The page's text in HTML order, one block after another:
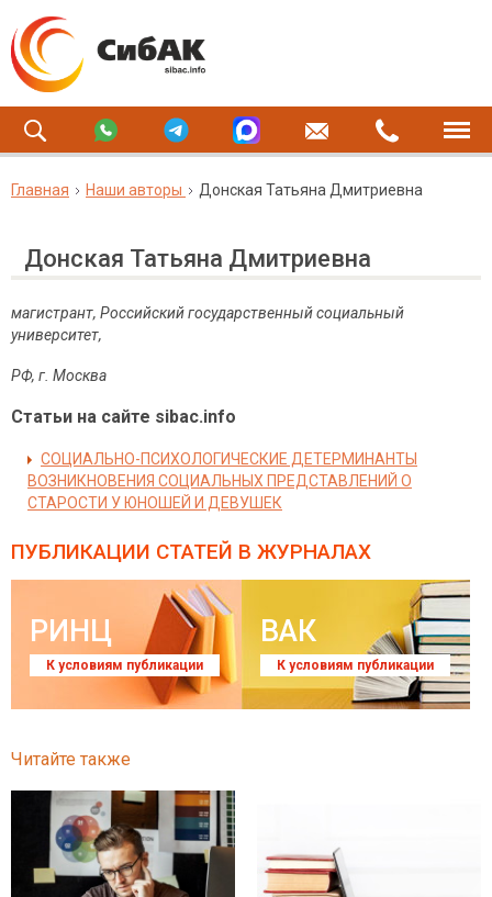
Главная Наши авторы Донская Татьяна Дмитриевна
Донская Татьяна Дмитриевна
магистрант, Российский государственный социальный
университет,
РФ, г Москва
Статьи на сайте sibac.info
СОЦИАЛЬНО-ПСИХОЛОГИЧЕСКИЕ ДЕТЕРМИНАНТЫ
ВОЗНИКНОВЕНИЯ СОЦИАЛЬНЫХ ПРЕДСТАВЛЕНИЙ О
СТАРОСТИ У ЮНОШЕЙ И ДЕВУШЕК
ПУБЛИКАЦИИ СТАТЕЙ В ЖУРНАЛАХ
РИНЦ
К условиям публикации
ВАК
К условиям публикации
Читайте также